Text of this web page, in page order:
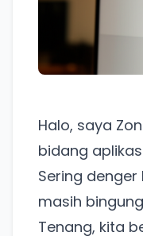
Halo, saya
bidang
Sering
masih
Tenang, kita